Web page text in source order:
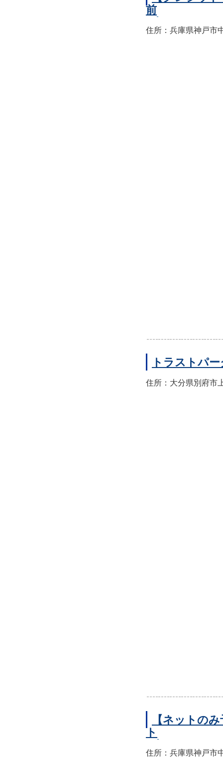
前
住所：兵庫県神戸市
トラストパ
住所：大分県別府市
【ネットの
ト
住所：兵庫県神戸市